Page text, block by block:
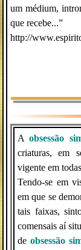
um médium,
que recebe...”
http://
Aobsessão
criaturas, em
vigente em
Tendo-se em
em que se
tais faixas,
comensais aí
de obsessão